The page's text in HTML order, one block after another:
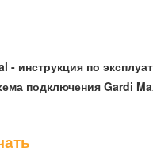
- инструкция по
подключения Gardi